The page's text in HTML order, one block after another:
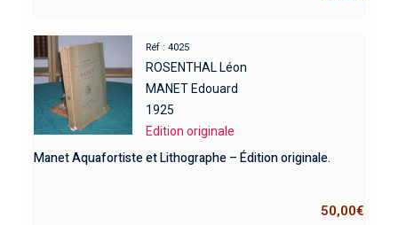
Réf : 4025
ROSENTHAL Léon
MANET Edouard
1925
Edition originale
Manet Aquafortiste et Lithographe – Édition originale.
50,00€